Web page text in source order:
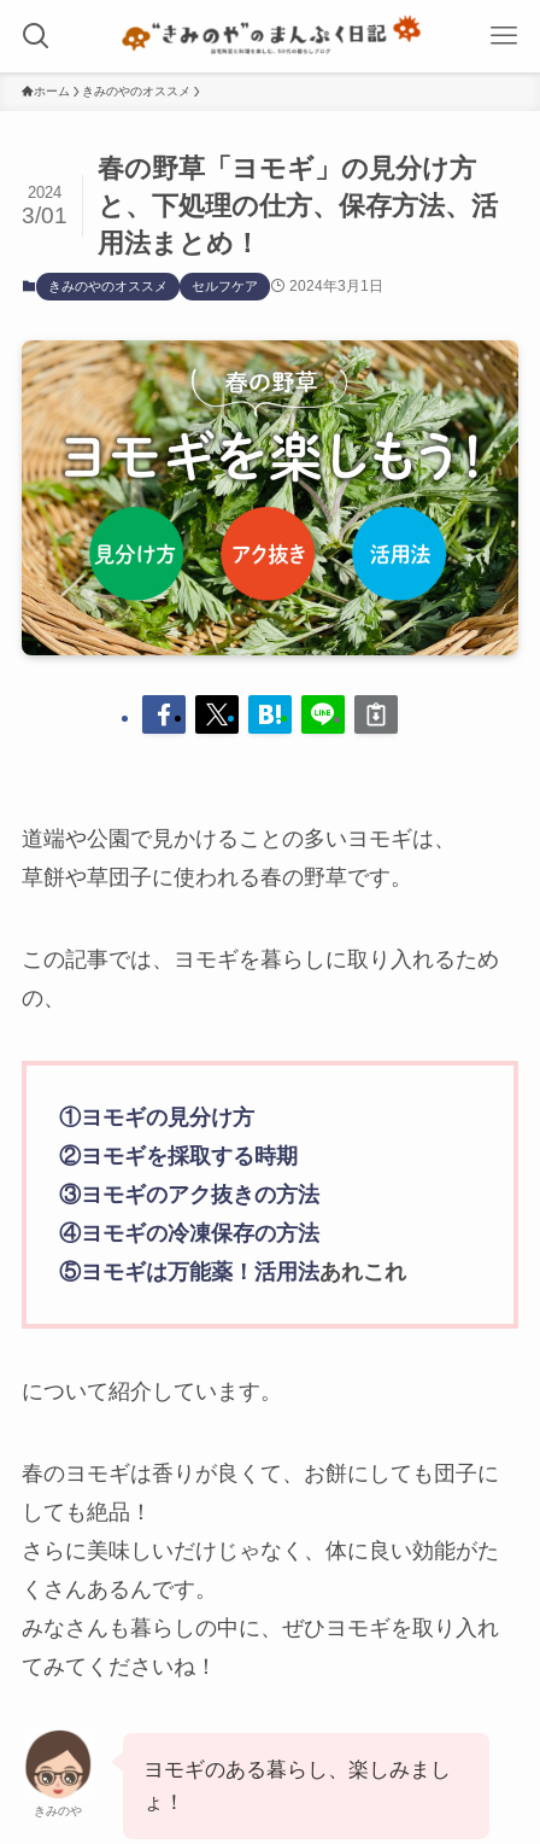
ホーム きみのやのオススメ
春の野草「ヨモギ」の見分け方
と、下処理の仕方、保存方法、活
用法まとめ！
2024
3/01
きみのやのオススメ セルフケア 2024年3月1日
道端や公園で見かけることの多いヨモギは、
草餅や草団子に使われる春の野草です。
この記事では、ヨモギを暮らしに取り入れるため
の、
①ヨモギの見分け方
②ヨモギを採取する時期
③ヨモギのアク抜きの方法
④ヨモギの冷凍保存の方法
⑤ヨモギは万能薬！活用法あれこれ
について紹介しています。
春のヨモギは香りが良くて、お餅にしても団子に
しても絶品！
さらに美味しいだけじゃなく、体に良い効能がた
くさんあるんです。
みなさんも暮らしの中に、ぜひヨモギを取り入れ
てみてくださいね！
きみのや
ヨモギのある暮らし、楽しみまし
ょ！